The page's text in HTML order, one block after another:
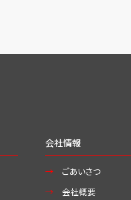
会社情報
ごあいさつ
会社概要